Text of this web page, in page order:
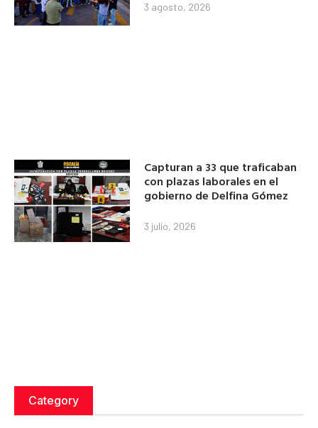
3 agosto, 2026
Capturan a 33 que traficaban
con plazas laborales en el
gobierno de Delfina Gómez
3 julio, 2026
Category